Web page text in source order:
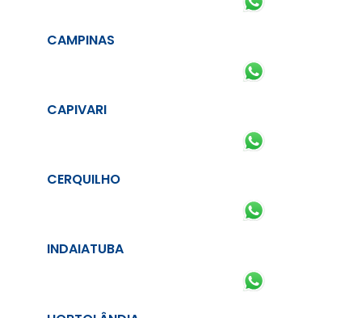
CAMPINAS
CAPIVARI
CERQUILHO
INDAIATUBA